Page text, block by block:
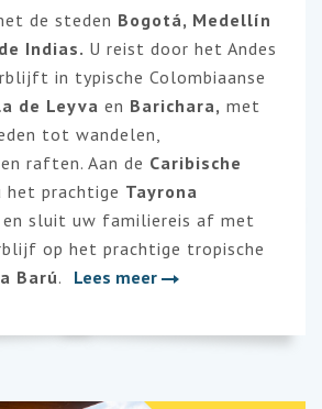
de steden Bogotá, Medellín
Indias. U reist door het Andes
in typische Colombiaanse
de Leyva en Barichara, met
tot wandelen,
raften. Aan de Caribische
het prachtige Tayrona
en sluit uw familiereis af met
op het prachtige tropische
Barú. Lees meer